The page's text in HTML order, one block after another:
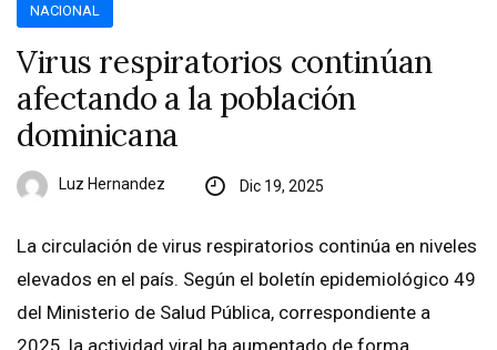
NACIONAL
Virus respiratorios continúan
afectando a la población
dominicana
Luz Hernandez Dic 19, 2025
La circulación de virus respiratorios continúa en niveles
elevados en el país. Según el boletín epidemiológico 49
del Ministerio de Salud Pública, correspondiente a
2025, la actividad viral ha aumentado de forma